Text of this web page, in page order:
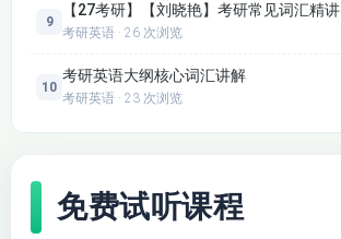
9
【27考研】【刘晓艳】考研常见词汇精讲
考研英语 · 26 次浏览
10
考研英语大纲核心词汇讲解
考研英语 · 23 次浏览
免费试听课程